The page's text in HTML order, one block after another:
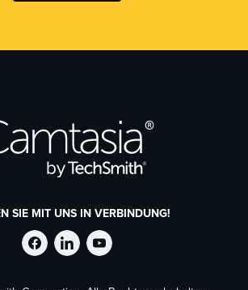
SIE MIT UNS IN VERBINDUNG!
TechSmith
TechSmith
TechSmith